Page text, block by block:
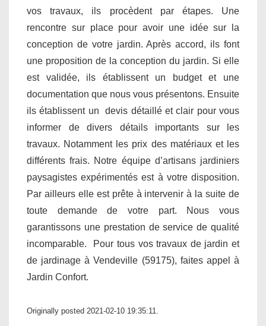
vos travaux, ils procèdent par étapes. Une
rencontre sur place pour avoir une idée sur la
conception de votre jardin. Après accord, ils font
une proposition de la conception du jardin. Si elle
est validée, ils établissent un budget et une
documentation que nous vous présentons. Ensuite
ils établissent un devis détaillé et clair pour vous
informer de divers détails importants sur les
travaux. Notamment les prix des matériaux et les
différents frais. Notre équipe d’artisans jardiniers
paysagistes expérimentés est à votre disposition.
Par ailleurs elle est prête à intervenir à la suite de
toute demande de votre part. Nous vous
garantissons une prestation de service de qualité
incomparable. Pour tous vos travaux de jardin et
de jardinage à Vendeville (59175), faites appel à
Jardin Confort.
Originally posted 2021-02-10 19:35:11.